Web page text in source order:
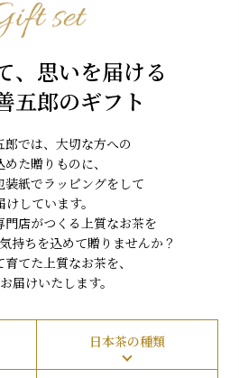
、思いを届ける
五郎のギフト
郎では、大切な方への
た贈りものに、
装紙でラッピングをして
けしています。
門店がつくる上質なお茶を
持ちを込めて贈りませんか？
てた上質なお茶を、
届けいたします。
日本茶の種類